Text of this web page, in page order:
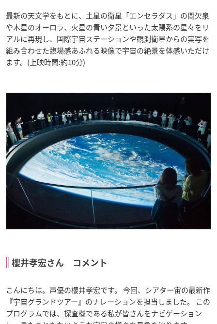
最新の天文学をもとに、土星の衛星「エンセラダス」の間欠泉
や木星のオーロラ、火星の青い夕景といった太陽系の星々をリ
アルに再現し、国際宇宙ステーションや観測衛星からの実写を
組み合わせた臨場感あふれる映像で宇宙の絶景を体感いただけ
ます。(上映時間:約10分)
櫻井孝宏さん コメント
こんにちは。声優の櫻井孝宏です。 今回、シアター宙の最新作
『宇宙グランドツアー』のナレーションを担当しました。 この
プログラムでは、探査機である私が皆さんをナビゲーション